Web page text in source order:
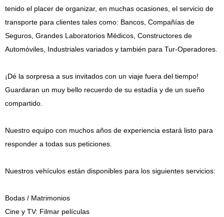
tenido el placer de organizar, en muchas ocasiones, el servicio de
transporte para clientes tales como: Bancos, Compañías de
Seguros, Grandes Laboratorios Médicos, Constructores de
Automóviles, Industriales variados y también para Tur-Operadores.
¡Dé la sorpresa a sus invitados con un viaje fuera del tiempo!
Guardaran un muy bello recuerdo de su estadía y de un sueño
compartido.
Nuestro equipo con muchos años de experiencia estará listo para
responder a todas sus peticiones.
Nuestros vehículos están disponibles para los siguientes servicios:
Bodas / Matrimonios
Cine y TV: Filmar películas